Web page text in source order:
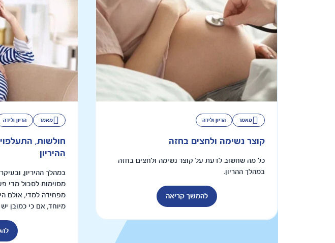
מאמר הריון ולידה
קוצר נשימה ולחצים בחזה
כל מה שחשוב לדעת על קוצר נשימה ולחצים בחזה
במהלך ההריון.
להמשך קריאה
מאמר הריון ולידה
חולשות,
ההיריון
במהלך ההיריון,
מסוימות לסבול מדי
מפחידה למדי, אולם
מיוחד, אם כי כמובן